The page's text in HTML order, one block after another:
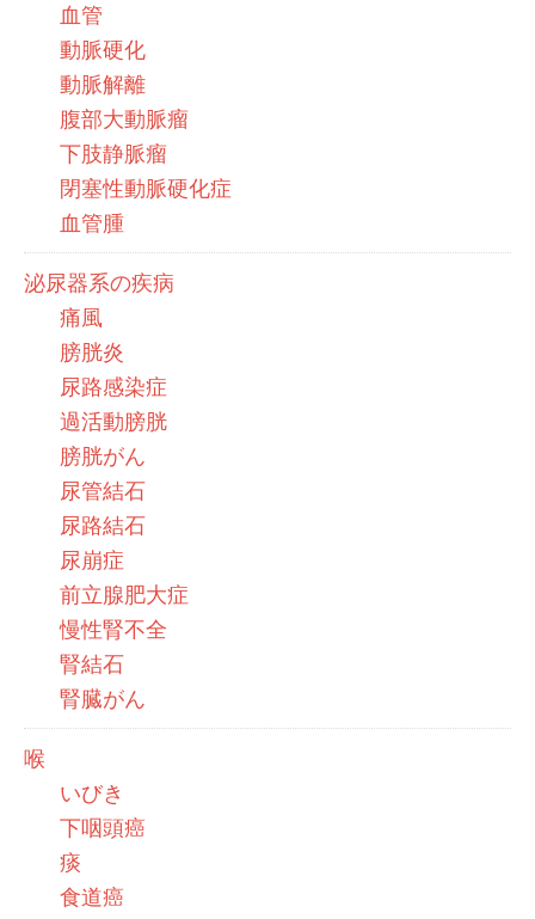
血管
動脈硬化
動脈解離
腹部大動脈瘤
下肢静脈瘤
閉塞性動脈硬化症
血管腫
泌尿器系の疾病
痛風
膀胱炎
尿路感染症
過活動膀胱
膀胱がん
尿管結石
尿路結石
尿崩症
前立腺肥大症
慢性腎不全
腎結石
腎臓がん
喉
いびき
下咽頭癌
痰
食道癌